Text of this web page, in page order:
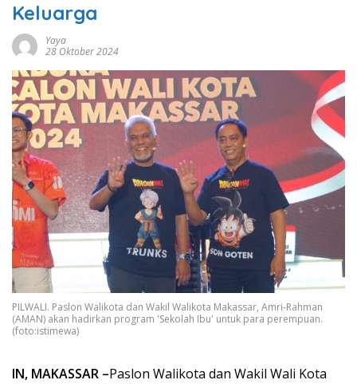
Keluarga
Yaya
28 Oktober 2024
PILWALI. Paslon Walikota dan Wakil Walikota Makassar, Amri-Rahman
(AMAN) akan hadirkan program 'Sekolah Ibu' untuk para perempuan.
(foto:istimewa)
IN, MAKASSAR –Paslon Walikota dan Wakil Wali Kota